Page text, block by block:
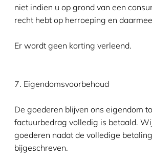
niet indien u op grond van een
recht hebt op herroeping en
Er wordt geen korting verleend.
7. Eigendomsvoorbehoud
De goederen blijven ons eigendom
factuurbedrag volledig is betaald.
goederen nadat de volledige
bijgeschreven.